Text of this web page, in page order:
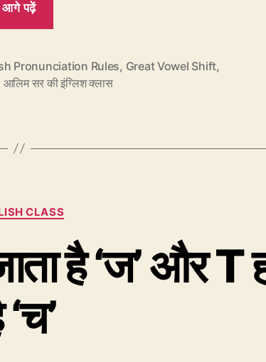
आगे पढ़ें
की
तरह
जाता
कुट”
Pronunciation Rules, Great Vowel Shift,
आलिम सर की इंग्लिश क्लास
Categories
CLASS
है ‘ज’ और T